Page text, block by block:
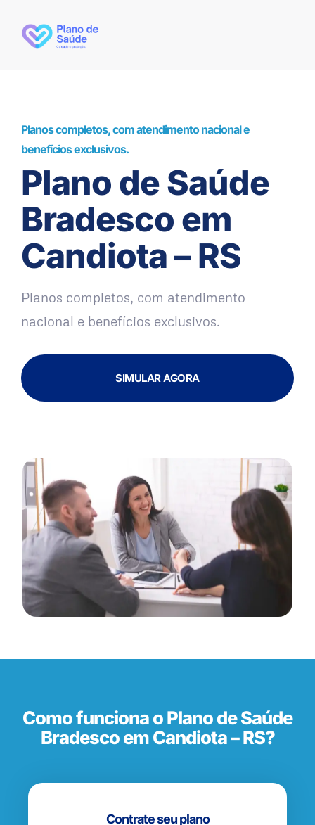
Planos completos, com atendimento nacional e
benefícios exclusivos.
Plano de Saúde
Bradesco em
Candiota – RS
Planos completos, com atendimento
nacional e benefícios exclusivos.
SIMULAR AGORA
Como funciona o Plano de Saúde
Bradesco em Candiota – RS?
Contrate seu plano